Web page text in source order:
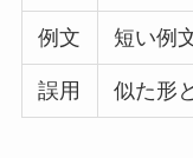
例文 短い例
誤用 似た形